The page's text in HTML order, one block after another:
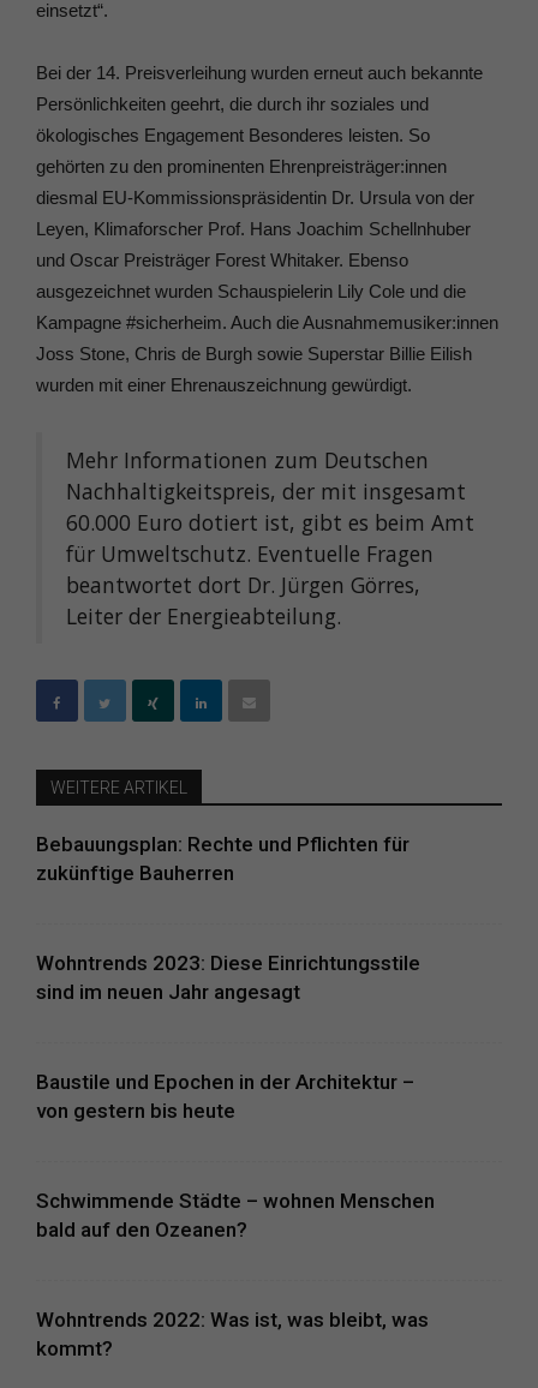
einsetzt“.
Bei der 14. Preisverleihung wurden erneut auch bekannte
Persönlichkeiten geehrt, die durch ihr soziales und
ökologisches Engagement Besonderes leisten. So
gehörten zu den prominenten Ehrenpreisträger:innen
diesmal EU-Kommissionspräsidentin Dr. Ursula von der
Leyen, Klimaforscher Prof. Hans Joachim Schellnhuber
und Oscar Preisträger Forest Whitaker. Ebenso
ausgezeichnet wurden Schauspielerin Lily Cole und die
Kampagne #sicherheim. Auch die Ausnahmemusiker:innen
Joss Stone, Chris de Burgh sowie Superstar Billie Eilish
wurden mit einer Ehrenauszeichnung gewürdigt.
Mehr Informationen zum Deutschen
Nachhaltigkeitspreis, der mit insgesamt
60.000 Euro dotiert ist, gibt es beim Amt
für Umweltschutz. Eventuelle Fragen
beantwortet dort Dr. Jürgen Görres,
Leiter der Energieabteilung.
WEITERE ARTIKEL
Bebauungsplan: Rechte und Pflichten für
zukünftige Bauherren
Wohntrends 2023: Diese Einrichtungsstile
sind im neuen Jahr angesagt
Baustile und Epochen in der Architektur –
von gestern bis heute
Schwimmende Städte – wohnen Menschen
bald auf den Ozeanen?
Wohntrends 2022: Was ist, was bleibt, was
kommt?